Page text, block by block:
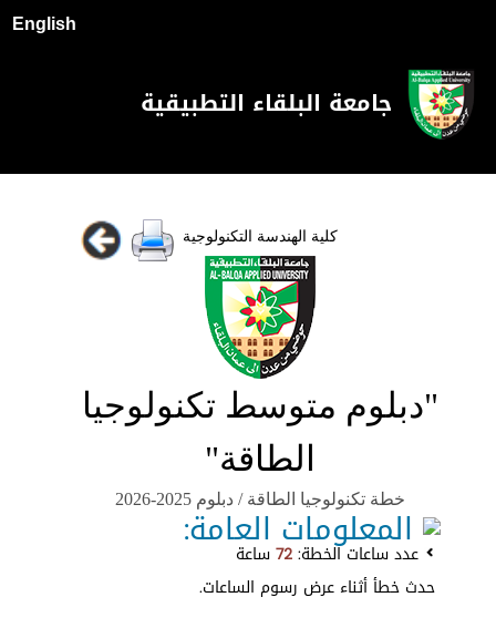
English
جامعة البلقاء التطبيقية
كلية الهندسة التكنولوجية
"دبلوم متوسط تكنولوجيا
الطاقة"
خطة تكنولوجيا الطاقة / دبلوم 2025-2026
المعلومات العامة:
عدد ساعات الخطة:72ساعة
حدث خطأ أثناء عرض رسوم الساعات.